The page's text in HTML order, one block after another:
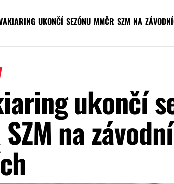
UKONČÍ SEZÓNU MMČR SZM NA
ukončí
SZM na